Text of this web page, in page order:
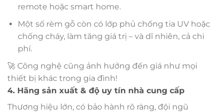
remote hoặc smart home.
Một số rèm gỗ còn có lớp phủ chống tia UV hoặc
chống cháy, làm tăng giá trị – và dĩ nhiên, cả chi
phí.
🚀 Công nghệ cũng ảnh hưởng đến giá như mọi
thiết bị khác trong gia đình!
4. Hãng sản xuất & độ uy tín nhà cung cấp
Thương hiệu lớn, có bảo hành rõ ràng, đội ngũ